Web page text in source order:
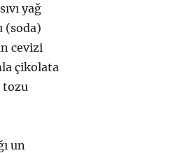
yağ
(soda)
cevizi
çikolata
tozu
un